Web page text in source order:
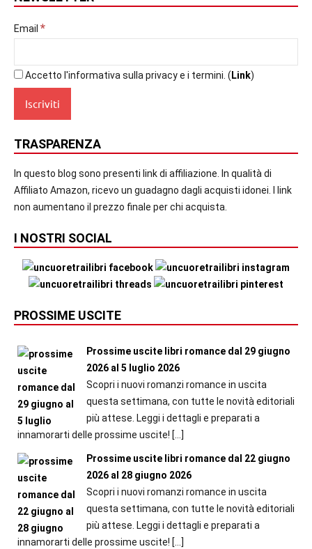
Email *
Accetto l'informativa sulla privacy e i termini. ( Link)
TRASPARENZA
In questo blog sono presenti link di affiliazione. In qualità di
Affiliato Amazon, ricevo un guadagno dagli acquisti idonei. I link
non aumentano il prezzo finale per chi acquista.
I NOSTRI SOCIAL
PROSSIME USCITE
Prossime uscite libri romance dal 29 giugno
2026 al 5 luglio 2026
Scopri i nuovi romanzi romance in uscita
questa settimana, con tutte le novità editoriali
più attese. Leggi i dettagli e preparati a
innamorarti delle prossime uscite! […]
Prossime uscite libri romance dal 22 giugno
2026 al 28 giugno 2026
Scopri i nuovi romanzi romance in uscita
questa settimana, con tutte le novità editoriali
più attese. Leggi i dettagli e preparati a
innamorarti delle prossime uscite! […]